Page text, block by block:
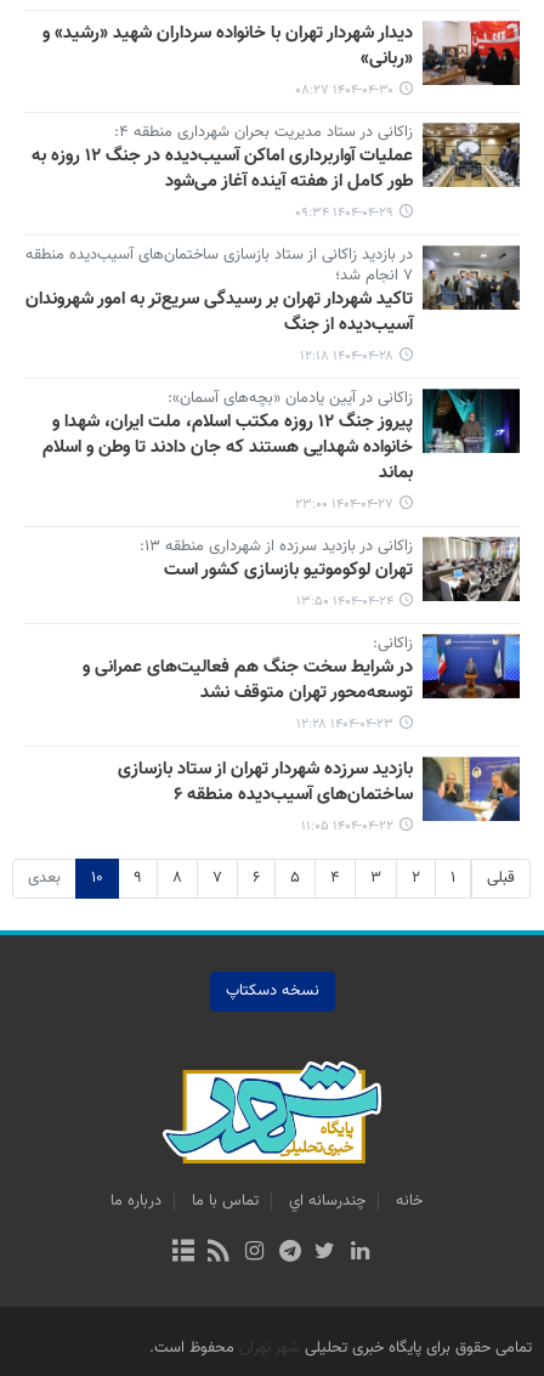
دیدار شهردار تهران با خانواده سرداران شهید «رشید» و
«ربانی»
۱۴۰۴-۰۴-۳۰ ۰۸:۲۷
زاکانی در ستاد مدیریت بحران شهرداری منطقه ۴:
عملیات آواربرداری اماکن آسیب‌دیده در جنگ ۱۲ روزه به
طور کامل از هفته آینده آغاز می‌شود
۱۴۰۴-۰۴-۲۹ ۰۹:۳۴
در بازدید زاکانی از ستاد بازسازی ساختمان‌های آسیب‌دیده منطقه
۷ انجام شد؛
تاکید شهردار تهران بر رسیدگی سریع‌تر به امور شهروندان
آسیب‌دیده از جنگ
۱۴۰۴-۰۴-۲۸ ۱۲:۱۸
زاکانی در آیین یادمان «بچه‌های آسمان»:
پیروز جنگ ۱۲ روزه مکتب اسلام، ملت ایران، شهدا و
خانواده شهدایی هستند که جان دادند تا وطن و اسلام
بماند
۱۴۰۴-۰۴-۲۷ ۲۳:۰۰
زاکانی در بازدید سرزده از شهرداری منطقه ۱۳:
تهران لوکوموتیو بازسازی کشور است
۱۴۰۴-۰۴-۲۴ ۱۳:۵۰
زاکانی:
در شرایط سخت جنگ هم فعالیت‌های عمرانی و
توسعه‌محور تهران متوقف نشد
۱۴۰۴-۰۴-۲۳ ۱۲:۲۸
بازدید سرزده شهردار تهران از ستاد بازسازی
ساختمان‌های آسیب‌دیده منطقه ۶
۱۴۰۴-۰۴-۲۲ ۱۱:۰۵
قبلی ۱ ۲ ۳ ۴ ۵ ۶ ۷ ۸ ۹ ۱۰ بعدی
نسخه دسکتاپ
خانه چندرسانه اي تماس با ما درباره ما
تمامی حقوق برای پایگاه خبری تحلیلی شهر تهران محفوظ است.